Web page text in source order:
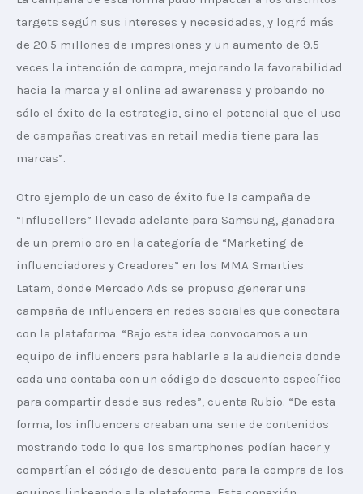
targets según sus intereses y necesidades, y logró más
de 20.5 millones de impresiones y un aumento de 9.5
veces la intención de compra, mejorando la favorabilidad
hacia la marca y el online ad awareness y probando no
sólo el éxito de la estrategia, sino el potencial que el uso
de campañas creativas en retail media tiene para las
marcas”.
Otro ejemplo de un caso de éxito fue la campaña de
“Influsellers” llevada adelante para Samsung, ganadora
de un premio oro en la categoría de “Marketing de
influenciadores y Creadores” en los MMA Smarties
Latam, donde Mercado Ads se propuso generar una
campaña de influencers en redes sociales que conectara
con la plataforma. “Bajo esta idea convocamos a un
equipo de influencers para hablarle a la audiencia donde
cada uno contaba con un código de descuento específico
para compartir desde sus redes”, cuenta Rubio. “De esta
forma, los influencers creaban una serie de contenidos
mostrando todo lo que los smartphones podían hacer y
compartían el código de descuento para la compra de los